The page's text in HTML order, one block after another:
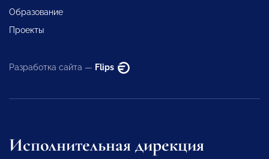
Образование
Проекты
Разработка сайта — Flips
Исполнительная дирекция